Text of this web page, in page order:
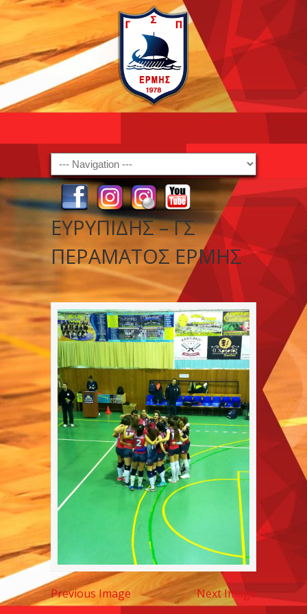
Navigation
ΕΥΡΥΠΙΔΗΣ – ΓΣ
ΠΕΡΑΜΑΤΟΣ ΕΡΜΗΣ
Previous Image Next Image